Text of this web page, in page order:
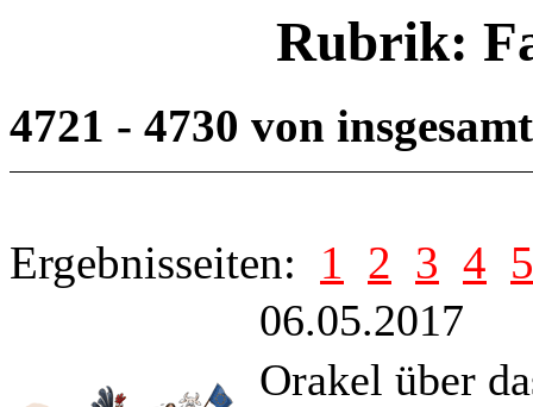
Rubrik:
4721 - 4730 von
Ergebnisseiten: 1 2 3 4 5
06.05.2017
Orakel über